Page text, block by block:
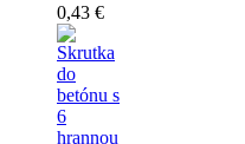
0,43 €